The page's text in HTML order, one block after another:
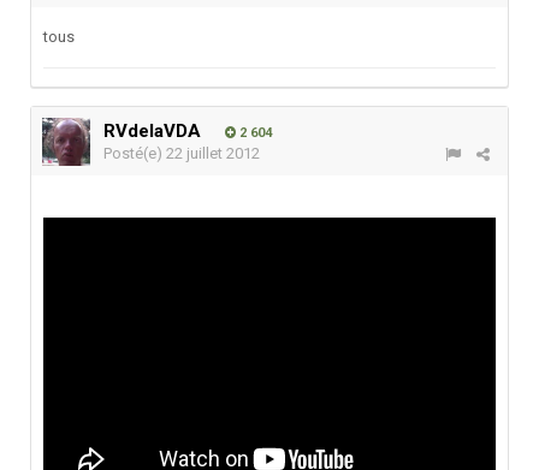
tous
RVdelaVDA 2 604
Posté(e) 22 juillet 2012